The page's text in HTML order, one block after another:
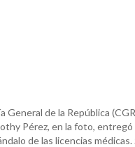
General de la República
Pérez, en la foto,
de las licencias médicas.